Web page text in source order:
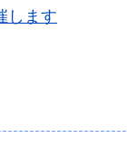
します